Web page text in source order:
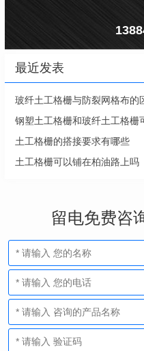
最近发表
玻纤土工格栅与防裂网格布的
钢塑土工格栅和玻纤土工格栅
土工格栅的搭接要求有哪些
土工格栅可以铺在柏油路上吗
留电免费咨